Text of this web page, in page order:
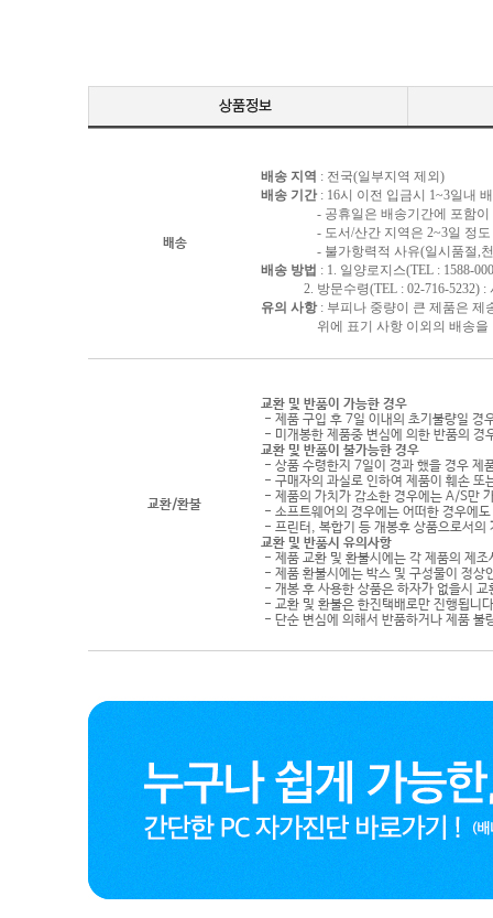
배송
배송 지역 : 전국(일부지역 제외)
배송 기간 : 16시 이전 입금시 1~3일내
- 공휴일은 배송기간에 포함이
- 도서/산간 지역은 2~3일 정도
- 불가항력적 사유(일시품절,천재
배송 방법 : 1. 일양로지스(TEL : 1588-
2. 방문수령(TEL : 02-716-5232) :
유의 사항: 부피나 중량이 큰 제품은 제
위에 표기 사항 이외의 배송을 원
교환/환불
교환 및 반품이 가능한 경우
- 제품 구입 후 7일 이내의 초기불량일 경
- 미개봉한 제품중 변심에 의한 반품의 경
교환 및 반품이 불가능한 경우
- 상품 수령한지 7일이 경과 했을 경우 제
- 구매자의 과실로 인하여 제품이 훼손 또
- 제품의 가치가 감소한 경우에는 A/S만
- 소프트웨어의 경우에는 어떠한 경우에
- 프린터, 복합기 등 개봉후 상품으로서의
교환 및 반품시 유의사항
- 제품 교환 및 환불시에는 각 제품의 제
- 제품 환불시에는 박스 및 구성물이 정상
- 개봉 후 사용한 상품은 하자가 없을시
- 교환 및 환불은 한진택배로만 진행됩니
- 단순 변심에 의해서 반품하거나 제품